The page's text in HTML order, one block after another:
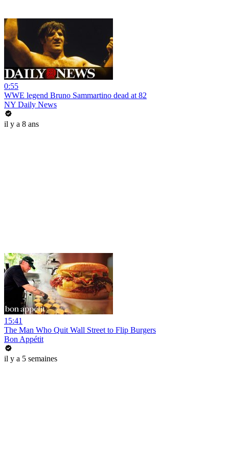
0:55
WWE legend Bruno Sammartino dead at 82
NY Daily News
il y a 8 ans
15:41
The Man Who Quit Wall Street to Flip Burgers
Bon Appétit
il y a 5 semaines